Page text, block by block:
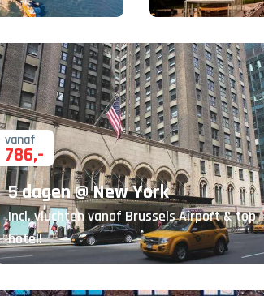
vanaf
786,-
5 dagen @ New York
Incl. vluchten vanaf Brussels Airport & top
hotel!